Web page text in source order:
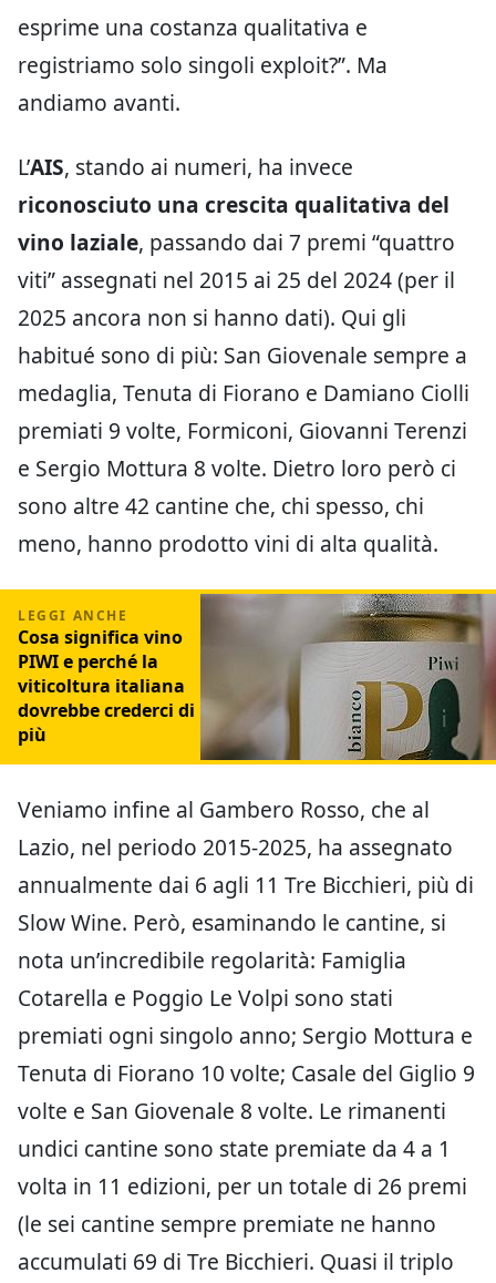
esprime una costanza qualitativa e
registriamo solo singoli exploit?”. Ma
andiamo avanti.
L’AIS, stando ai numeri, ha invece
riconosciuto una crescita qualitativa del
vino laziale, passando dai 7 premi “quattro
viti” assegnati nel 2015 ai 25 del 2024 (per il
2025 ancora non si hanno dati). Qui gli
habitué sono di più: San Giovenale sempre a
medaglia, Tenuta di Fiorano e Damiano Ciolli
premiati 9 volte, Formiconi, Giovanni Terenzi
e Sergio Mottura 8 volte. Dietro loro però ci
sono altre 42 cantine che, chi spesso, chi
meno, hanno prodotto vini di alta qualità.
Cosa significa vino
PIWI e perché la
viticoltura italiana
dovrebbe crederci di
più
Veniamo infine al Gambero Rosso, che al
Lazio, nel periodo 2015-2025, ha assegnato
annualmente dai 6 agli 11 Tre Bicchieri, più di
Slow Wine. Però, esaminando le cantine, si
nota un’incredibile regolarità: Famiglia
Cotarella e Poggio Le Volpi sono stati
premiati ogni singolo anno; Sergio Mottura e
Tenuta di Fiorano 10 volte; Casale del Giglio 9
volte e San Giovenale 8 volte. Le rimanenti
undici cantine sono state premiate da 4 a 1
volta in 11 edizioni, per un totale di 26 premi
(le sei cantine sempre premiate ne hanno
accumulati 69 di Tre Bicchieri. Quasi il triplo